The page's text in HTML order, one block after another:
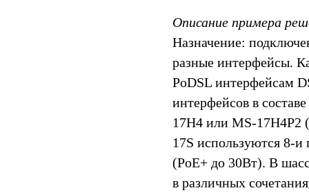
Описание примера
Назначение:
разные интерфейсы.
PoDSL интерфейсам
интерфейсов в
17H4 или MS-17H4P2
17S используются 8-
(PoE+ до 30Вт). В
в различных